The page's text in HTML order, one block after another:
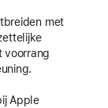
met
voorrang
Apple